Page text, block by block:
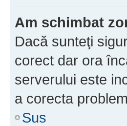
Am schimbat
Dacă sunteţi
corect dar ora
serverului este
a corecta
Sus